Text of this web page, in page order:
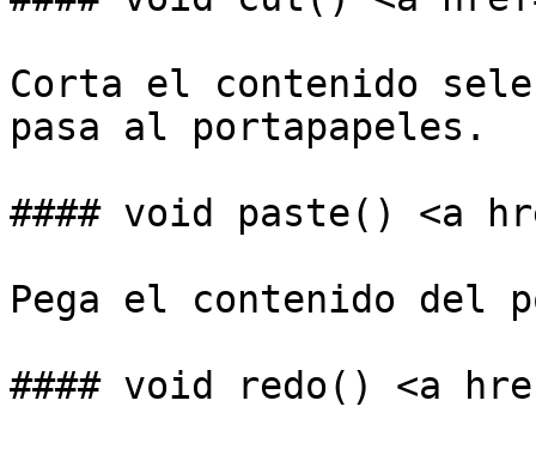
Corta el contenido
pasa al portapapeles.
#### void paste() <a
Pega el contenido del
#### void redo() <a